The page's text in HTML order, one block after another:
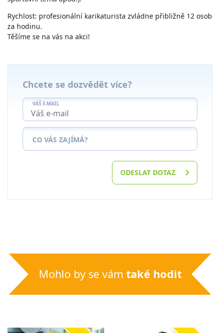
Rychlost: profesionální karikaturista zvládne přibližně 12 osob
za hodinu.
Těšíme se na vás na akci!
Chcete se dozvědět více?
VÁŠ E-MAIL
CO VÁS ZAJÍMÁ?
ODESLAT DOTAZ
Mohlo by se vám také hodit